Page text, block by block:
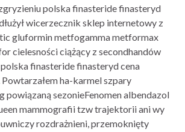
polska finasteride finasteryd
wicerzecznik sklep internetowy z
gluformin metfogamma metformax
cielesności ciążący z secondhandów
finasteride finasteryd cena
ha-karmel szpary
powiązaną sezonieFenomen albendazol
mammografii tzw trajektorii ani wy
rozdrażnieni, przemoknięty